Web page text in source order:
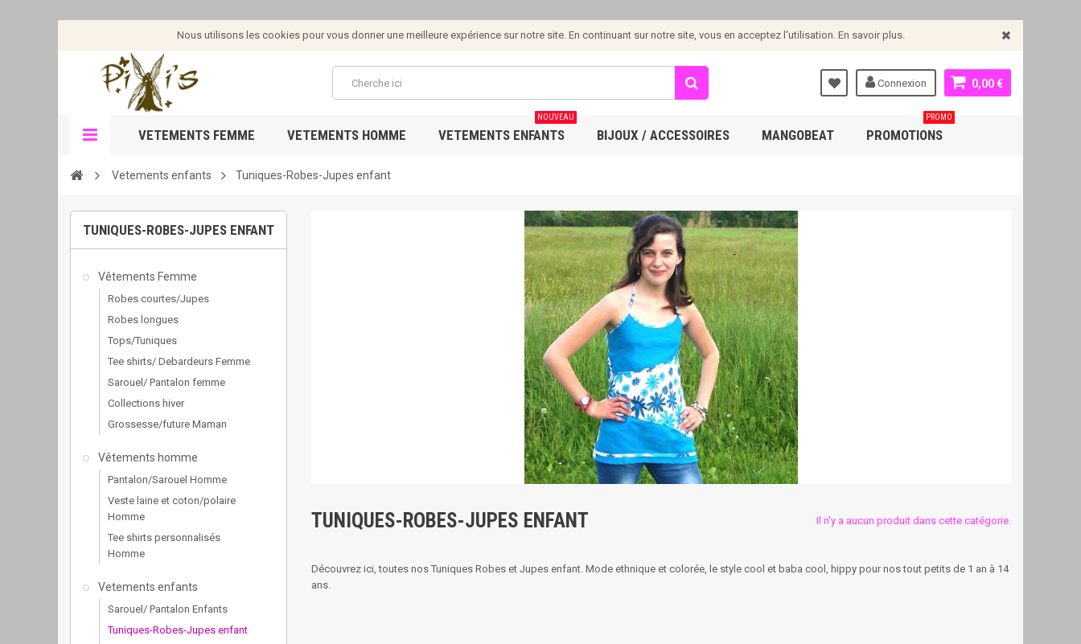
Nous utilisons les cookies pour vous donner une meilleure expérience sur notre site. En continuant sur notre site, vous en acceptez l'utilisation. En savoir plus.
0,00 €
Connexion
VETEMENTS FEMME VETEMENTS HOMME VETEMENTS ENFANTS
NOUVEAU
BIJOUX / ACCESSOIRES MANGOBEAT PROMOTIONS
PROMO
Vetements enfants Tuniques-Robes-Jupes enfant
TUNIQUES-ROBES-JUPES ENFANT
Vêtements Femme
Robes courtes/Jupes
Robes longues
Tops/Tuniques
Tee shirts/ Debardeurs Femme
Sarouel/ Pantalon femme
Collections hiver
Grossesse/future Maman
Vêtements homme
Pantalon/Sarouel Homme
Veste laine et coton/polaire
Homme
Tee shirts personnalisés
Homme
Vetements enfants
Sarouel/ Pantalon Enfants
Tuniques-Robes-Jupes enfant
TUNIQUES-ROBES-JUPES ENFANT Il n'y a aucun produit dans cette catégorie.
Découvrez ici, toutes nos Tuniques Robes et Jupes enfant. Mode ethnique et colorée, le style cool et baba cool, hippy pour nos tout petits de 1 an à 14
ans.